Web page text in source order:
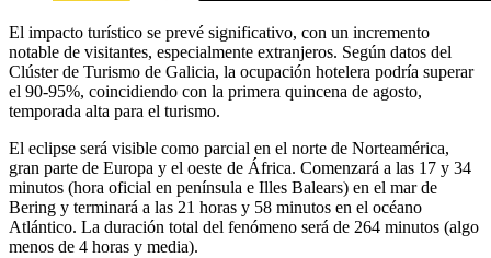
El impacto turístico se prevé significativo, con un incremento
notable de visitantes, especialmente extranjeros. Según datos del
Clúster de Turismo de Galicia, la ocupación hotelera podría superar
el 90-95%, coincidiendo con la primera quincena de agosto,
temporada alta para el turismo.
El eclipse será visible como parcial en el norte de Norteamérica,
gran parte de Europa y el oeste de África. Comenzará a las 17 y 34
minutos (hora oficial en península e Illes Balears) en el mar de
Bering y terminará a las 21 horas y 58 minutos en el océano
Atlántico. La duración total del fenómeno será de 264 minutos (algo
menos de 4 horas y media).